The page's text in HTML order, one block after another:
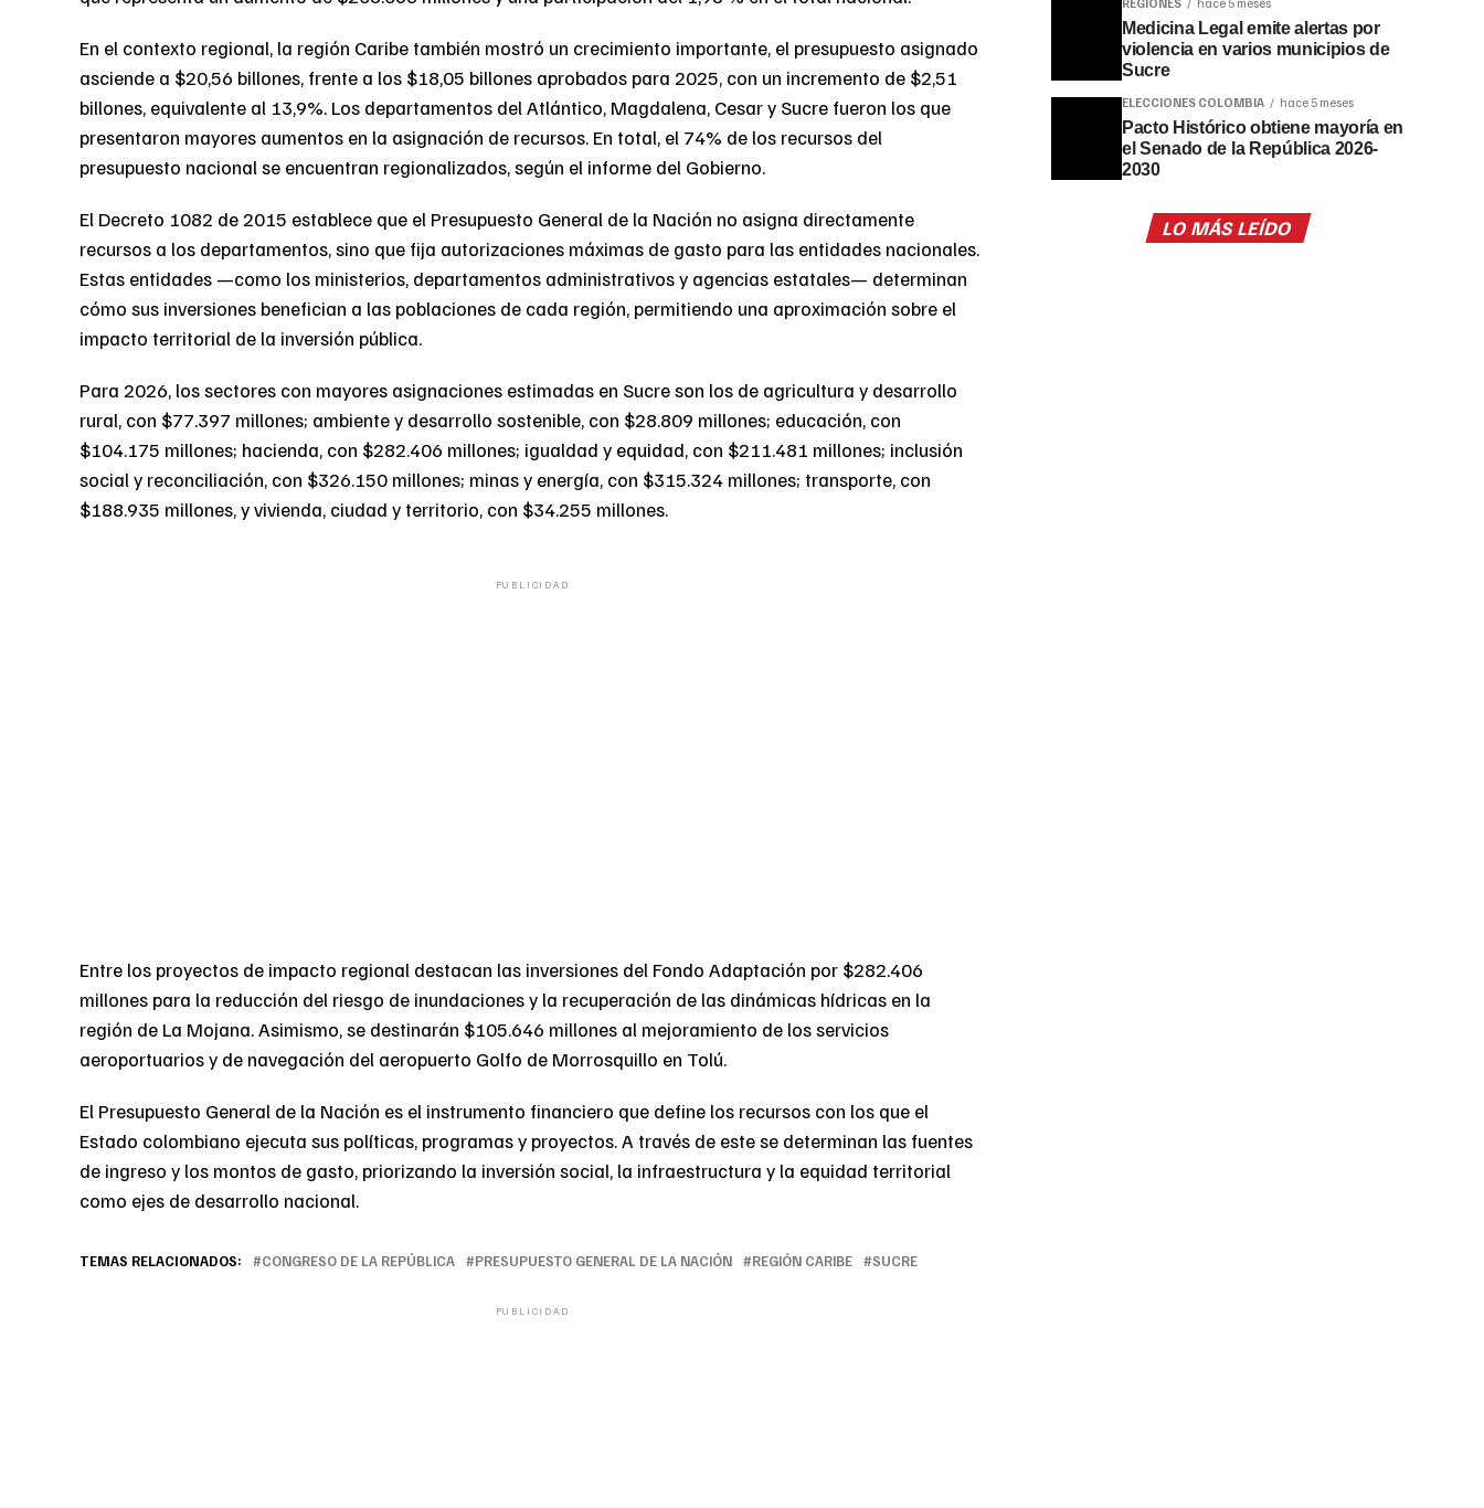
En el contexto regional, la región Caribe también mostró un crecimiento importante, el presupuesto asignado
asciende a $20,56 billones, frente a los $18,05 billones aprobados para 2025, con un incremento de $2,51
billones, equivalente al 13,9%. Los departamentos del Atlántico, Magdalena, Cesar y Sucre fueron los que
presentaron mayores aumentos en la asignación de recursos. En total, el 74% de los recursos del
presupuesto nacional se encuentran regionalizados, según el informe del Gobierno.
El Decreto 1082 de 2015 establece que el Presupuesto General de la Nación no asigna directamente
recursos a los departamentos, sino que fija autorizaciones máximas de gasto para las entidades nacionales.
Estas entidades —como los ministerios, departamentos administrativos y agencias estatales— determinan
cómo sus inversiones benefician a las poblaciones de cada región, permitiendo una aproximación sobre el
impacto territorial de la inversión pública.
Para 2026, los sectores con mayores asignaciones estimadas en Sucre son los de agricultura y desarrollo
rural, con $77.397 millones; ambiente y desarrollo sostenible, con $28.809 millones; educación, con
$104.175 millones; hacienda, con $282.406 millones; igualdad y equidad, con $211.481 millones; inclusión
social y reconciliación, con $326.150 millones; minas y energía, con $315.324 millones; transporte, con
$188.935 millones, y vivienda, ciudad y territorio, con $34.255 millones.
PUBLICIDAD
Entre los proyectos de impacto regional destacan las inversiones del Fondo Adaptación por $282.406
millones para la reducción del riesgo de inundaciones y la recuperación de las dinámicas hídricas en la
región de La Mojana. Asimismo, se destinarán $105.646 millones al mejoramiento de los servicios
aeroportuarios y de navegación del aeropuerto Golfo de Morrosquillo en Tolú.
El Presupuesto General de la Nación es el instrumento financiero que define los recursos con los que el
Estado colombiano ejecuta sus políticas, programas y proyectos. A través de este se determinan las fuentes
de ingreso y los montos de gasto, priorizando la inversión social, la infraestructura y la equidad territorial
como ejes de desarrollo nacional.
TEMAS RELACIONADOS: CONGRESO DE LA REPÚBLICA PRESUPUESTO GENERAL DE LA NACIÓN REGIÓN CARIBE SUCRE
PUBLICIDAD
REGIONES hace 5 meses
Medicina Legal emite alertas por
violencia en varios municipios de
Sucre
ELECCIONES COLOMBIA hace 5 meses
Pacto Histórico obtiene mayoría en
el Senado de la República 2026-
2030
LO MÁS LEÍDO